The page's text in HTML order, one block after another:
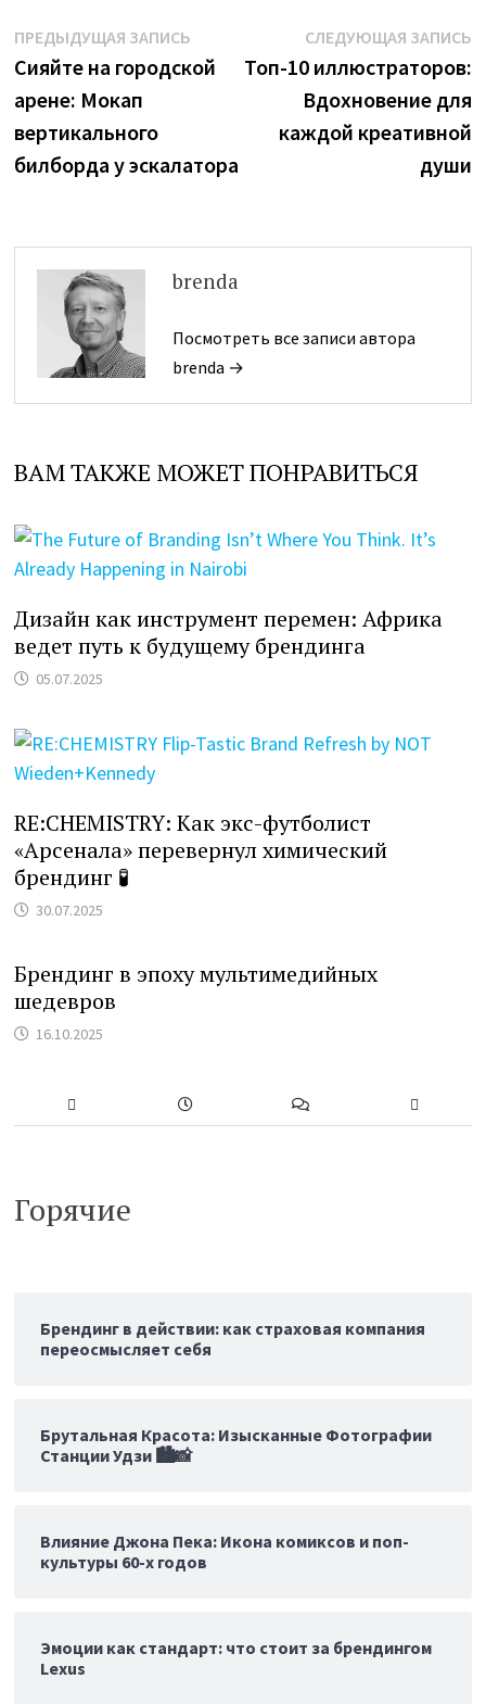
Навигация
по
записям
ПРЕДЫДУЩАЯ ЗАПИСЬ
запись:
Сияйте на городской
арене: Мокап
вертикального
билборда у эскалатора
СЛЕДУЮЩАЯ ЗАПИСЬ
Топ-10 иллюстраторов:
Вдохновение для
каждой креативной
души
brenda
Посмотреть все записи автора
brenda →
ВАМ ТАКЖЕ МОЖЕТ ПОНРАВИТЬСЯ
Дизайн как инструмент перемен: Африка
ведет путь к будущему брендинга
05.07.2025
RE:CHEMISTRY: Как экс-футболист
«Арсенала» перевернул химический
брендинг 🧪
30.07.2025
Брендинг в эпоху мультимедийных
шедевров
16.10.2025
Горячие
Брендинг в действии: как страховая компания
переосмысляет себя
Брутальная Красота: Изысканные Фотографии
Станции Удзи 🏙️📸
Влияние Джона Пека: Икона комиксов и поп-
культуры 60-х годов
Эмоции как стандарт: что стоит за брендингом
Lexus